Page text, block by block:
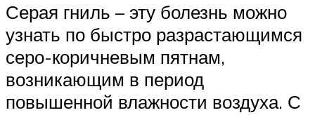
Серая гниль – эту болезнь можно
узнать по быстро разрастающимся
серо-коричневым пятнам,
возникающим в период
повышенной влажности воздуха. С